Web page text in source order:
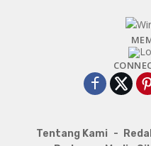
Tentang Kami